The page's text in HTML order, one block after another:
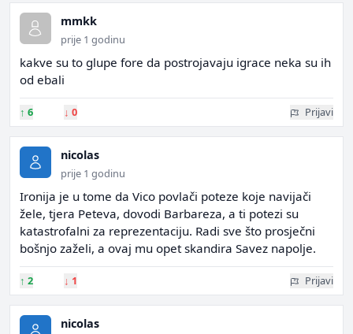
mmkk
prije 1 godinu
kakve su to glupe fore da postrojavaju igrace neka su ih
od ebali
↑ 6 ↓ 0 Prijavi
nicolas
prije 1 godinu
Ironija je u tome da Vico povlači poteze koje navijači
žele, tjera Peteva, dovodi Barbareza, a ti potezi su
katastrofalni za reprezentaciju. Radi sve što prosječni
bošnjo zaželi, a ovaj mu opet skandira Savez napolje.
↑ 2 ↓ 1 Prijavi
nicolas